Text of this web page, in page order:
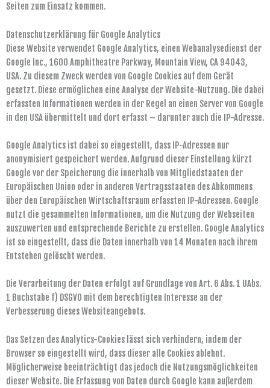
Seiten zum Einsatz kommen.
Datenschutzerklärung für Google Analytics
Diese Website verwendet Google Analytics, einen Webanalysedienst der
Google Inc., 1600 Amphitheatre Parkway, Mountain View, CA 94043,
USA. Zu diesem Zweck werden von Google Cookies auf dem Gerät
gesetzt. Diese ermöglichen eine Analyse der Website-Nutzung. Die dabei
erfassten Informationen werden in der Regel an einen Server von Google
in den USA übermittelt und dort erfasst – darunter auch die IP-Adresse.
Google Analytics ist dabei so eingestellt, dass IP-Adressen nur
anonymisiert gespeichert werden. Aufgrund dieser Einstellung kürzt
Google vor der Speicherung die innerhalb von Mitgliedstaaten der
Europäischen Union oder in anderen Vertragsstaaten des Abkommens
über den Europäischen Wirtschaftsraum erfassten IP-Adressen. Google
nutzt die gesammelten Informationen, um die Nutzung der Webseiten
auszuwerten und entsprechende Berichte zu erstellen. Google Analytics
ist so eingestellt, dass die Daten innerhalb von 14 Monaten nach ihrem
Entstehen gelöscht werden.
Die Verarbeitung der Daten erfolgt auf Grundlage von Art. 6 Abs. 1 UAbs.
1 Buchstabe f) DSGVO mit dem berechtigten Interesse an der
Verbesserung dieses Websiteangebots.
Das Setzen des Analytics-Cookies lässt sich verhindern, indem der
Browser so eingestellt wird, dass dieser alle Cookies ablehnt.
Möglicherweise beeinträchtigt das jedoch die Nutzungsmöglichkeiten
dieser Website. Die Erfassung von Daten durch Google kann außerdem